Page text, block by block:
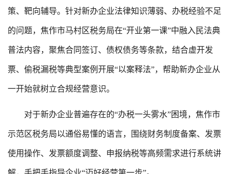
策、靶向辅导。针对新办企业法律知识薄弱、办税经验不足
的问题，焦作市马村区税务局在“开业第一课”中融入民法典
普法内容，聚焦合同签订、债权债务等条款，结合虚开发
票、偷税漏税等典型案例开展“以案释法”，帮助新办企业从
一开始就树立合规经营意识。
对于新办企业普遍存在的“办税一头雾水”困境，焦作市
示范区税务局以通俗易懂的语言，围绕财务制度备案、发票
使用操作、发票额度调整、申报纳税等高频需求进行系统讲